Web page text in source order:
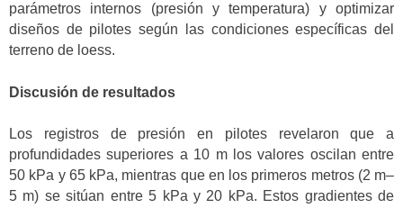
parámetros internos (presión y temperatura) y optimizar
diseños de pilotes según las condiciones específicas del
terreno de loess.
Discusión de resultados
Los registros de presión en pilotes revelaron que a
profundidades superiores a 10 m los valores oscilan entre
50 kPa y 65 kPa, mientras que en los primeros metros (2 m–
5 m) se sitúan entre 5 kPa y 20 kPa. Estos gradientes de